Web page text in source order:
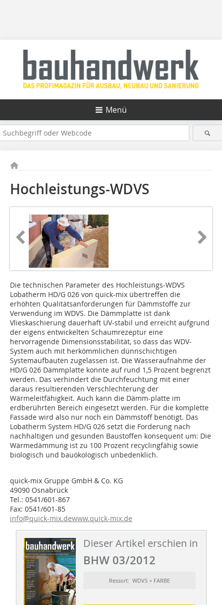
Menü
Hochleistungs-WDVS
Die technischen Parameter des Hochleistungs-WDVS
Lobatherm HD/G 026 von quick-mix übertreffen die
erhöhten Qualitätsanforderungen für Dämmstoffe zur
Verwendung im WDVS. Die Dämmplatte ist dank
Vlieskaschierung dauerhaft UV-stabil und erreicht aufgrund
der eigens entwickelten Schaumrezeptur eine
hervorragende Dimensionsstabilität, so dass das WDV-
System auch mit herkömmlichen dünnschichtigen
Systemaufbauten zugelassen ist. Die Wasseraufnahme der
HD/G 026 Dämmplatte konnte auf rund 1,5 Prozent begrenzt
werden. Das verhindert die Durchfeuchtung mit einer
daraus resultierenden Verschlechterung der
Wärmeleitfähigkeit. Auch kann die Dämm-platte im
erdberührten Bereich eingesetzt werden. Für die komplette
Fassade wird also nur noch ein Dämmstoff benötigt. Das
Lobatherm System HD/G 026 setzt die Forderung nach
nachhaltigen und gesunden Baustoffen konsequent um: Die
Wärmedämmung ist zu 100 Prozent recyclingfähig sowie
biologisch und bauökologisch unbedenklich.
quick-mix Gruppe GmbH & Co. KG
49090 Osnabrück
Tel.: 0541/601-867
Fax: 0541/601-85
info@quick-mix.dewww.quick-mix.de
Dieser Artikel erschien in
BHW 03/2012
Ressort: WDVS + FARBE